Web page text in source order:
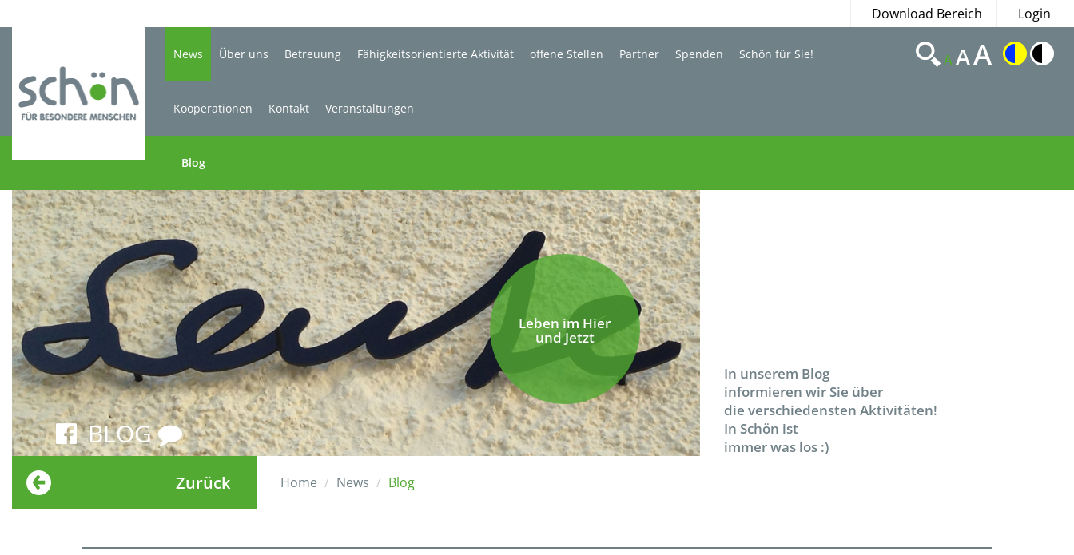
Download Bereich Login
News
Blog
Über uns Betreuung Fähigkeitsorientierte Aktivität offene Stellen Partner Spenden Schön für Sie!
Kooperationen Kontakt Veranstaltungen
AAA
Leben im Hier
und Jetzt
BLOG
In unserem Blog
informieren wir Sie über
die verschiedensten Aktivitäten!
In Schön ist
immer was los :)
Zurück Home News Blog